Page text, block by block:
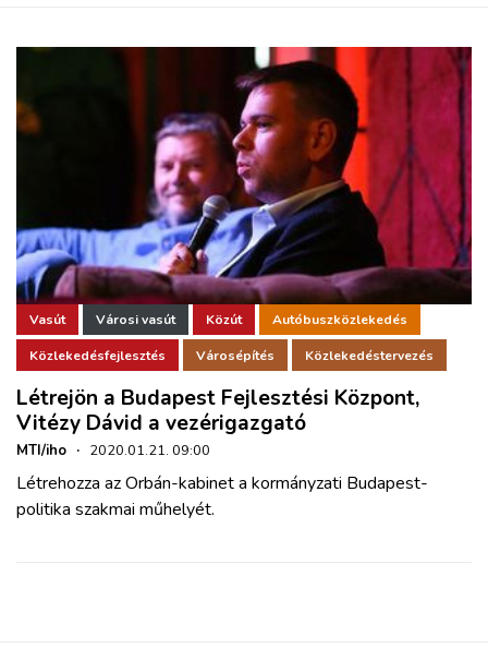
Vasút Városi vasút Közút Autóbuszközlekedés
Közlekedésfejlesztés Városépítés Közlekedéstervezés
Létrejön a Budapest Fejlesztési Központ,
Vitézy Dávid a vezérigazgató
MTI/iho · 2020.01.21. 09:00
Létrehozza az Orbán-kabinet a kormányzati Budapest-
politika szakmai műhelyét.